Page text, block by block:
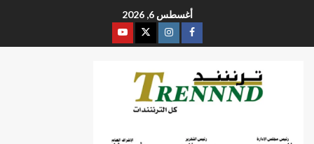
أغسطس 6, 2026